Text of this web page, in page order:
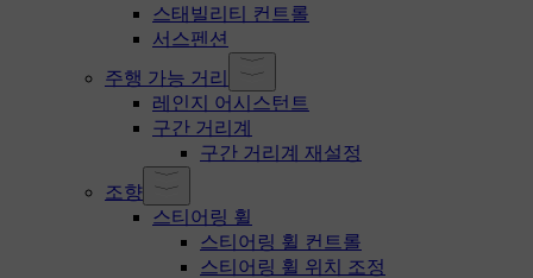
스태빌리티 컨트롤
서스펜션
주행 가능 거리
레인지 어시스턴트
구간 거리계
구간 거리계 재설정
조향
스티어링 휠
스티어링 휠 컨트롤
스티어링 휠 위치 조정